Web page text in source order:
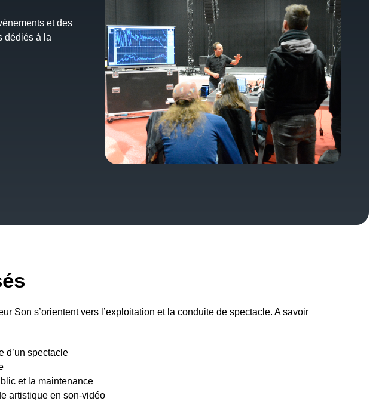
et des
dédiés à la
Son s’orientent vers l’exploitation et la conduite de spectacle. A savoir
d’un spectacle
et la maintenance
artistique en son-vidéo